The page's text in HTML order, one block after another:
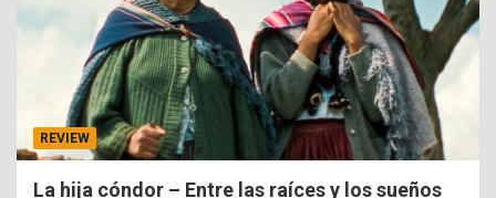
REVIEW
La hija cóndor – Entre las raíces y los sueños